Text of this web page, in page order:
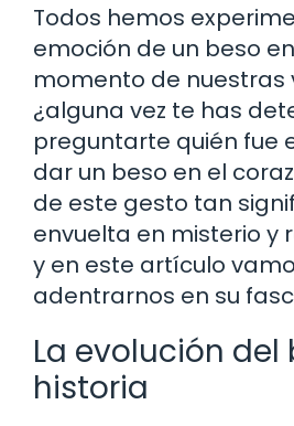
Todos hemos
emoción de un beso
momento de nuestras
¿alguna vez te has
preguntarte quién fue
dar un beso en el
de este gesto tan
envuelta en misterio y
y en este artículo
adentrarnos en su
La evolución del
historia